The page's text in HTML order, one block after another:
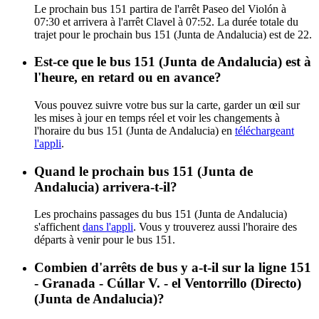
Le prochain bus 151 partira de l'arrêt Paseo del Violón à
07:30 et arrivera à l'arrêt Clavel à 07:52. La durée totale du
trajet pour le prochain bus 151 (Junta de Andalucia) est de 22.
Est-ce que le bus 151 (Junta de Andalucia) est à
l'heure, en retard ou en avance?
Vous pouvez suivre votre bus sur la carte, garder un œil sur
les mises à jour en temps réel et voir les changements à
l'horaire du bus 151 (Junta de Andalucia) en téléchargeant
l'appli.
Quand le prochain bus 151 (Junta de
Andalucia) arrivera-t-il?
Les prochains passages du bus 151 (Junta de Andalucia)
s'affichent dans l'appli. Vous y trouverez aussi l'horaire des
départs à venir pour le bus 151.
Combien d'arrêts de bus y a-t-il sur la ligne 151
- Granada - Cúllar V. - el Ventorrillo (Directo)
(Junta de Andalucia)?